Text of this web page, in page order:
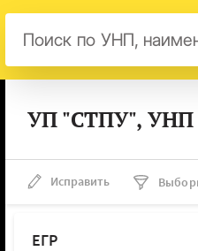
УП "СТПУ", УНП
Исправить
ЕГР